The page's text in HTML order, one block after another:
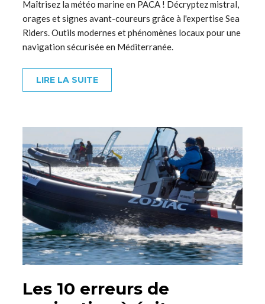
Maîtrisez la météo marine en PACA ! Décryptez mistral,
orages et signes avant-coureurs grâce à l'expertise Sea
Riders. Outils modernes et phénomènes locaux pour une
navigation sécurisée en Méditerranée.
LIRE LA SUITE
Les 10 erreurs de